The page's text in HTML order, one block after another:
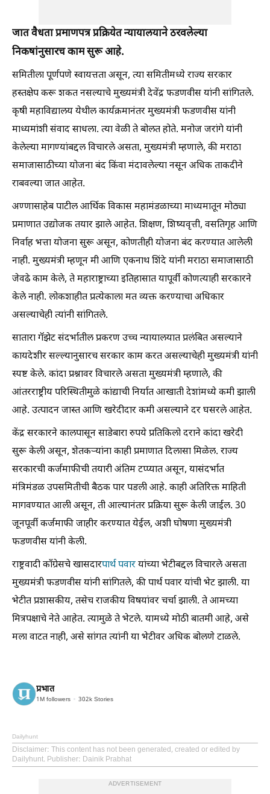
जात वैधता प्रमाणपत्र प्रक्रियेत न्यायालयाने ठरवलेल्या
निकषांनुसारच काम सुरू आहे.
समितीला पूर्णपणे स्वायत्तता असून, त्या समितीमध्ये राज्य सरकार
हस्तक्षेप करू शकत नसल्याचे मुख्यमंत्री देवेंद्र फडणवीस यांनी सांगितले.
कृषी महाविद्यालय येथील कार्यक्रमानंतर मुख्यमंत्री फडणवीस यांनी
माध्यमांशी संवाद साधला. त्या वेळी ते बोलत होते. मनोज जरांगे यांनी
केलेल्या मागण्यांबद्दल विचारले असता, मुख्यमंत्री म्हणाले, की मराठा
समाजासाठीच्या योजना बंद किंवा मंदावलेल्या नसून अधिक ताकदीने
राबवल्या जात आहेत.
अण्णासाहेब पाटील आर्थिक विकास महामंडळाच्या माध्यमातून मोठ्या
प्रमाणात उद्योजक तयार झाले आहेत. शिक्षण, शिष्यवृत्ती, वसतिगृह आणि
निर्वाह भत्ता योजना सुरू असून, कोणतीही योजना बंद करण्यात आलेली
नाही. मुख्यमंत्री म्हणून मी आणि एकनाथ शिंदे यांनी मराठा समाजासाठी
जेवढे काम केले, ते महाराष्ट्राच्या इतिहासात यापूर्वी कोणत्याही सरकारने
केले नाही. लोकशाहीत प्रत्येकाला मत व्यक्त करण्याचा अधिकार
असल्याचेही त्यांनी सांगितले.
सातारा गॅझेट संदर्भातील प्रकरण उच्च न्यायालयात प्रलंबित असल्याने
कायदेशीर सल्ल्यानुसारच सरकार काम करत असल्याचेही मुख्यमंत्री यांनी
स्पष्ट केले. कांदा प्रश्नावर विचारले असता मुख्यमंत्री म्हणाले, की
आंतरराष्ट्रीय परिस्थितीमुळे कांद्याची निर्यात आखाती देशांमध्ये कमी झाली
आहे. उत्पादन जास्त आणि खरेदीदार कमी असल्याने दर घसरले आहेत.
केंद्र सरकारने कालपासून साडेबारा रुपये प्रतिकिलो दराने कांदा खरेदी
सुरू केली असून, शेतकऱ्यांना काही प्रमाणात दिलासा मिळेल. राज्य
सरकारची कर्जमाफीची तयारी अंतिम टप्प्यात असून, यासंदर्भात
मंत्रिमंडळ उपसमितीची बैठक पार पडली आहे. काही अतिरिक्त माहिती
मागवण्यात आली असून, ती आल्यानंतर प्रक्रिया सुरू केली जाईल. 30
जूनपूर्वी कर्जमाफी जाहीर करण्यात येईल, अशी घोषणा मुख्यमंत्री
फडणवीस यांनी केली.
राष्ट्रवादी काँग्रेसचे खासदारपार्थ पवारयांच्या भेटीबद्दल विचारले असता
मुख्यमंत्री फडणवीस यांनी सांगितले, की पार्थ पवार यांची भेट झाली. या
भेटीत प्रशासकीय, तसेच राजकीय विषयांवर चर्चा झाली. ते आमच्या
मित्रपक्षाचे नेते आहेत. त्यामुळे ते भेटले. यामध्ये मोठी बातमी आहे, असे
मला वाटत नाही, असे सांगत त्यांनी या भेटीवर अधिक बोलणे टाळले.
प्रभात
1M followers 302k Stories
Dailyhunt
Disclaimer: This content has not been generated, created or edited by
Dailyhunt. Publisher: Dainik Prabhat
ADVERTISEMENT